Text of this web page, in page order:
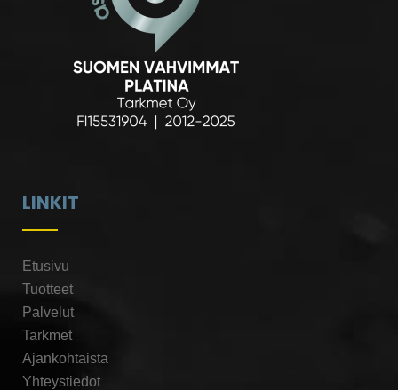
LINKIT
Etusivu
Tuotteet
Palvelut
Tarkmet
Ajankohtaista
Yhteystiedot